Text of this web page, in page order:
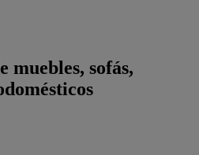
muebles, sofás,